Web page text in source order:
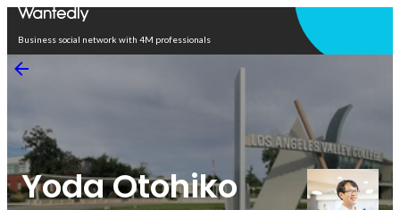
Business social network with 4M professionals
Yoda Otohiko